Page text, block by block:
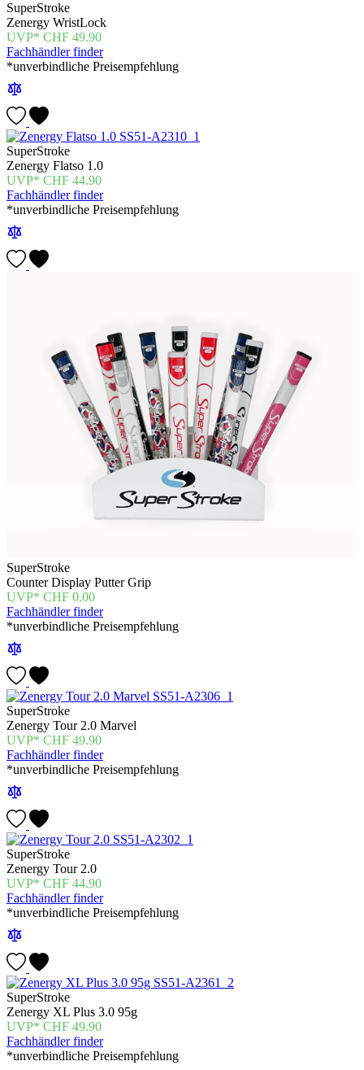
SuperStroke
Zenergy WristLock
CHF 49.90
Fachhändler finder
*unverbindliche Preisempfehlung
SuperStroke
Zenergy Flatso 1.0
CHF 44.90
Fachhändler finder
*unverbindliche Preisempfehlung
SuperStroke
Counter Display Putter Grip
CHF 0.00
Fachhändler finder
*unverbindliche Preisempfehlung
SuperStroke
Zenergy Tour 2.0 Marvel
CHF 49.90
Fachhändler finder
*unverbindliche Preisempfehlung
SuperStroke
Zenergy Tour 2.0
CHF 44.90
Fachhändler finder
*unverbindliche Preisempfehlung
SuperStroke
Zenergy XL Plus 3.0 95g
CHF 49.90
Fachhändler finder
*unverbindliche Preisempfehlung